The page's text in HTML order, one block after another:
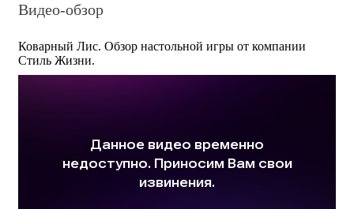
Видео-обзор
Коварный Лис. Обзор настольной игры от компании
Стиль Жизни.